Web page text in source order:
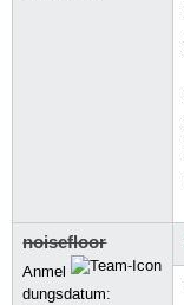
noisefloor
Anmel
dungsdatum: